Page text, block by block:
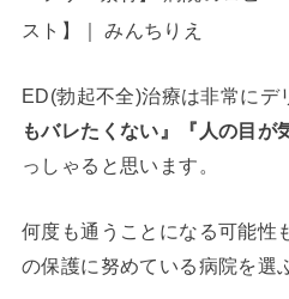
ED(勃起不全)治療は非常にデ
もバレたくない』『人の目が
っしゃると思います。
何度も通うことになる可能性
の保護に努めている病院を選